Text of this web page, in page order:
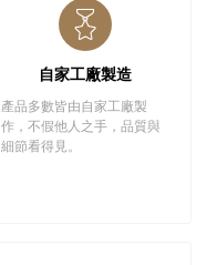
自家工廠製造
產品多數皆由自家工廠製
作，不假他人之手，品質與
細節看得見。